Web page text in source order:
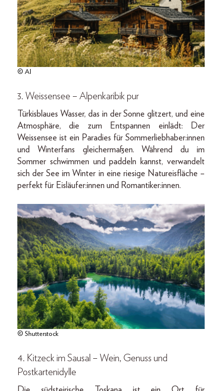
© AI
3. Weissensee – Alpenkaribik pur
Türkisblaues Wasser, das in der Sonne glitzert, und eine
Atmosphäre, die zum Entspannen einlädt: Der
Weissensee ist ein Paradies für Sommerliebhaber:innen
und Winterfans gleichermaßen. Während du im
Sommer schwimmen und paddeln kannst, verwandelt
sich der See im Winter in eine riesige Natureisfläche –
perfekt für Eisläufer:innen und Romantiker:innen.
© Shutterstock
4. Kitzeck im Sausal – Wein, Genuss und
Postkartenidylle